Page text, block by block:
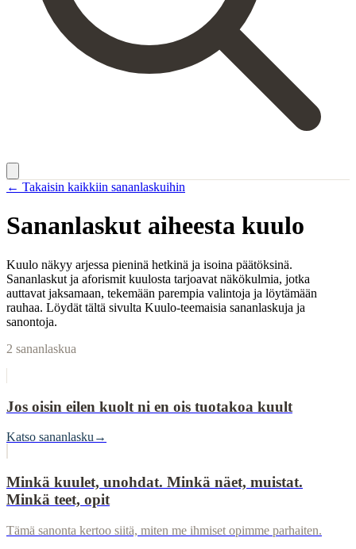
← Takaisin kaikkiin sananlaskuihin
Sananlaskut aiheesta kuulo
Kuulo näkyy arjessa pieninä hetkinä ja isoina päätöksinä.
Sananlaskut ja aforismit kuulosta tarjoavat näkökulmia, jotka
auttavat jaksamaan, tekemään parempia valintoja ja löytämään
rauhaa. Löydät tältä sivulta Kuulo-teemaisia sananlaskuja ja
sanontoja.
2 sananlaskua
Jos oisin eilen kuolt ni en ois tuotakoa kuult
Katso sananlasku →
Minkä kuulet, unohdat. Minkä näet, muistat.
Minkä teet, opit
Tämä sanonta kertoo siitä, miten me ihmiset opimme parhaiten.